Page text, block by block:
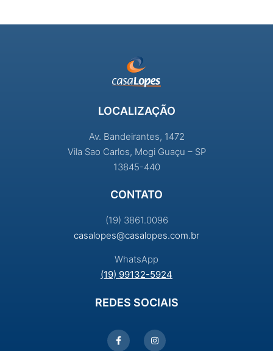
LOCALIZAÇÃO
Av. Bandeirantes, 1472
Vila Sao Carlos, Mogi Guaçu – SP
13845-440
CONTATO
(19) 3861.0096
casalopes@casalopes.com.br
WhatsApp
(19) 99132-5924
REDES SOCIAIS